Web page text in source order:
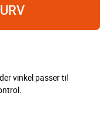
vinkel passer til